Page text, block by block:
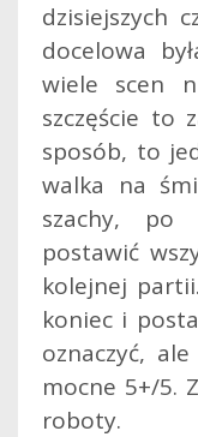
dzisiejszych
docelowa
wiele scen
szczęście to
sposób, to
walka na
szachy, po
postawić
kolejnej
koniec i
oznaczyć,
mocne 5+/5.
roboty.